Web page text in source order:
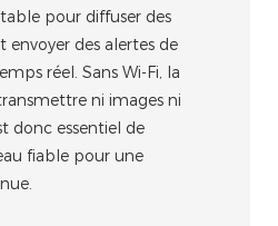
pour diffuser des
envoyer des alertes de
réel. Sans Wi-Fi, la
ni images ni
donc essentiel de
fiable pour une